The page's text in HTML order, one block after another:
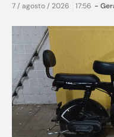
7 / agosto / 2026 17:56 -